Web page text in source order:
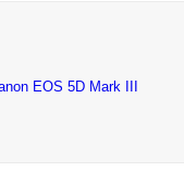
EOS 5D Mark III